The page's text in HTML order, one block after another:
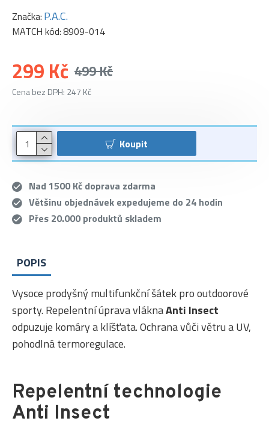
299 Kč 499 Kč
Cena bez DPH: 247 Kč
Značka: P.A.C.
MATCH kód:8909-014
Koupit
Nad 1500 Kč doprava zdarma
Většinu objednávek expedujeme do 24 hodin
Přes 20.000 produktů skladem
POPIS
Vysoce prodyšný multifunkční šátek pro outdoorové
sporty. Repelentní úprava vláknaAnti Insect
odpuzuje komáry a klíšťata. Ochrana vůči větru a UV,
pohodlná termoregulace.
Repelentní technologie
Anti Insect